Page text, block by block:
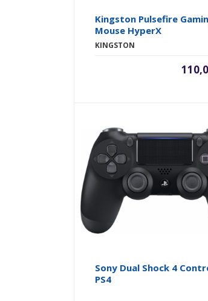
Kingston Pulsefire
Mouse HyperX
KINGSTON
Sony Dual Shock 4
PS4